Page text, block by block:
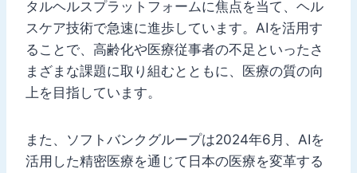
タルヘルスプラットフォームに焦点を当て、ヘル
スケア技術で急速に進歩しています。AIを活用す
ることで、高齢化や医療従事者の不足といったさ
まざまな課題に取り組むとともに、医療の質の向
上を目指しています。
また、ソフトバンクグループは2024年6月、AIを
活用した精密医療を通じて日本の医療を変革する